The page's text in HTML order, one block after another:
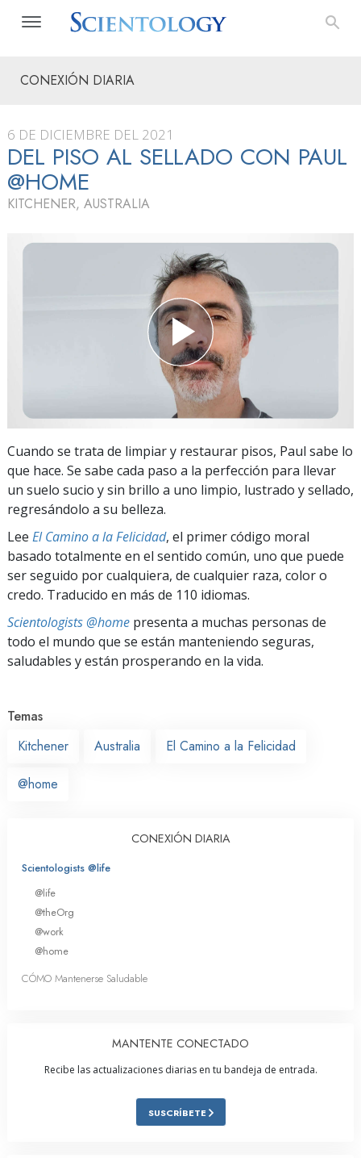
CONEXIÓN DIARIA
6 DE DICIEMBRE DEL 2021
DEL PISO AL SELLADO CON PAUL
@HOME
KITCHENER, AUSTRALIA
Cuando se trata de limpiar y restaurar pisos, Paul sabe lo
que hace. Se sabe cada paso a la perfección para llevar
un suelo sucio y sin brillo a uno limpio, lustrado y sellado,
regresándolo a su belleza.
Lee El Camino a la Felicidad, el primer código moral
basado totalmente en el sentido común, uno que puede
ser seguido por cualquiera, de cualquier raza, color o
credo. Traducido en más de 110 idiomas.
Scientologists @home presenta a muchas personas de
todo el mundo que se están manteniendo seguras,
saludables y están prosperando en la vida.
Temas
Kitchener
Australia El Camino a la Felicidad
@home
CONEXIÓN DIARIA
Scientologists @life
@life
@theOrg
@work
@home
CÓMO Mantenerse Saludable
MANTENTE CONECTADO
Recibe las actualizaciones diarias en tu bandeja de entrada.
SUSCRÍBETE